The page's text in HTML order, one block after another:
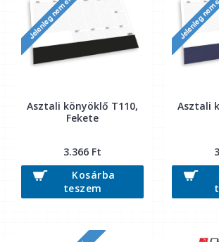
Asztali könyöklő T110,
Fekete
3.366 Ft
Kosárba
teszem
Asztali